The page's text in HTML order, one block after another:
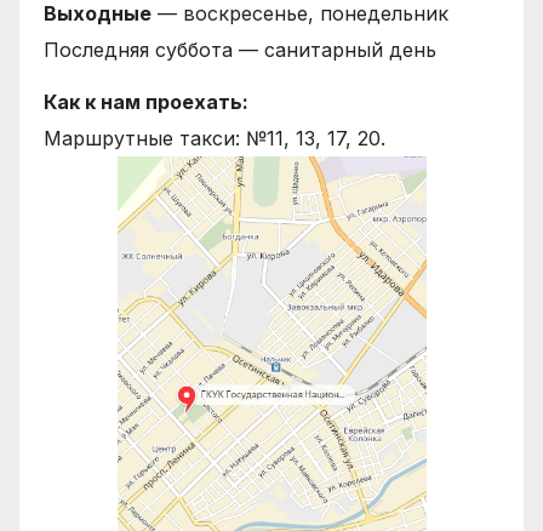
Выходные — воскресенье, понедельник
Последняя суббота — санитарный день
Как к нам проехать:
Маршрутные такси: №11, 13, 17, 20.